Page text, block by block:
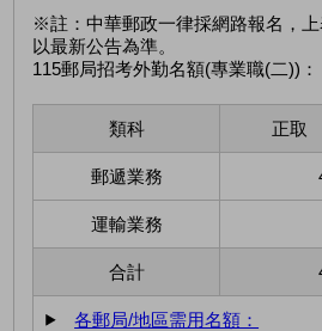
※註：中華郵政一律採網路報名，上
以最新公告為準。
115郵局招考外勤名額(專業職(二))：
類科 正取
郵遞業務
運輸業務
合計
各郵局/地區需用名額：